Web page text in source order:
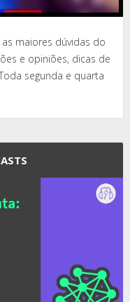
maiores dúvidas do
e opiniões, dicas de
segunda e quarta